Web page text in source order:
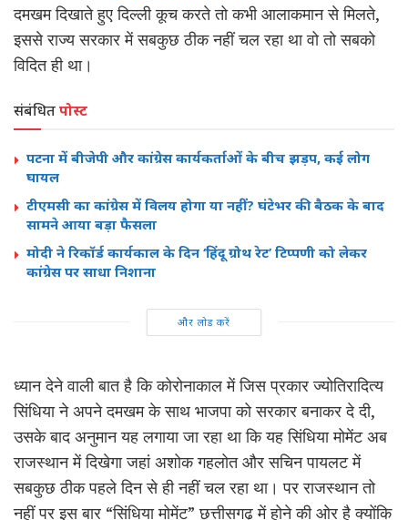
दमखम दिखाते हुए दिल्ली कूच करते तो कभी आलाकमान से मिलते,
इससे राज्य सरकार में सबकुछ ठीक नहीं चल रहा था वो तो सबको
विदित ही था।
संबंधितपोस्ट
पटना में बीजेपी और कांग्रेस कार्यकर्ताओं के बीच झड़प, कई लोग
घायल
टीएमसी का कांग्रेस में विलय होगा या नहीं? घंटेभर की बैठक के बाद
सामने आया बड़ा फैसला
मोदी ने रिकॉर्ड कार्यकाल के दिन ‘हिंदू ग्रोथ रेट’ टिप्पणी को लेकर
कांग्रेस पर साधा निशाना
और लोड करें
ध्यान देने वाली बात है कि कोरोनाकाल में जिस प्रकार ज्योतिरादित्य
सिंधिया ने अपने दमखम के साथ भाजपा को सरकार बनाकर दे दी,
उसके बाद अनुमान यह लगाया जा रहा था कि यह सिंधिया मोमेंट अब
राजस्थान में दिखेगा जहां अशोक गहलोत और सचिन पायलट में
सबकुछ ठीक पहले दिन से ही नहीं चल रहा था। पर राजस्थान तो
नहीं पर इस बार “सिंधिया मोमेंट” छत्तीसगढ़ में होने की ओर है क्योंकि